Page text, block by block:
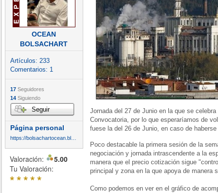
OCEAN
BOLSACHART
Artículos: 233
Comentarios: 1
17 Seguidores
14 Siguiendo
Seguir
Página personal
Valoración:
5.00
Tu Valoración:
*****
Jornada del 27 de Junio en la que se
Convocatoria, por lo que esperaríamos de
fuese la del 26 de Junio, en caso de
Poco destacable la primera sesión de la
negociación y jornada intrascendente a la
manera que el precio cotización sigue
principal y zona en la que apoya de manera
Como podemos en ver en el gráfico de